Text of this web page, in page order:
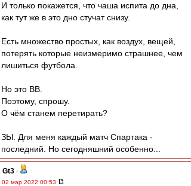
И только покажется, что чаша испита до дна,
как тут же в это дно стучат снизу.
Есть множество простых, как воздух, вещей,
потерять которые неизмеримо страшнее, чем
лишиться футбола.
Но это ВВ.
Поэтому, спрошу.
О чём станем перетирать?
ЗЫ. Для меня каждый матч Спартака -
последний. Но сегодняшний особенно...
Gt3 -
02 мар 2022 00:53